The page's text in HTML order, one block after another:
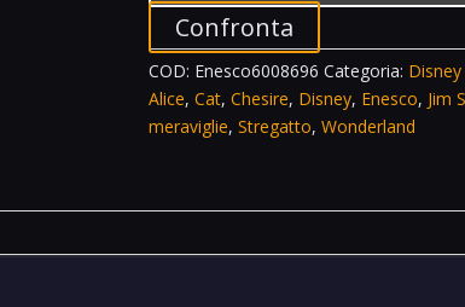
Leaning
On
His
Tail
Alice
Delle
Confronta
COD: Enesco6008696 Categoria:
Alice,Cat,Chesire, Disney, Enesco, Jim
meraviglie,Stregatto,Wonderland